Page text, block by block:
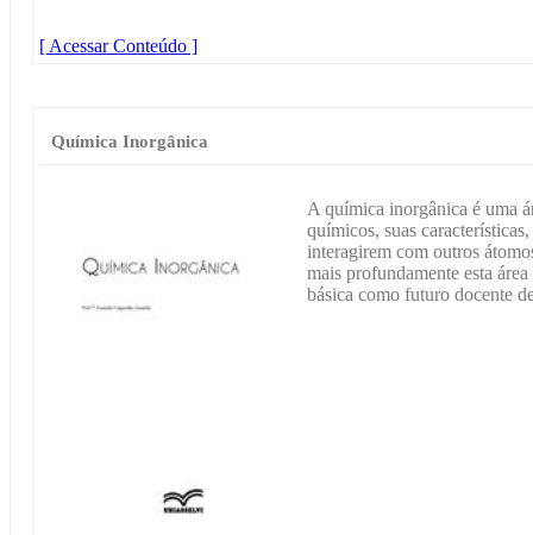
[ Acessar Conteúdo ]
Química Inorgânica
A química inorgânica é uma
químicos, suas
interagirem com outros
mais profundamente esta
básica como futuro docente